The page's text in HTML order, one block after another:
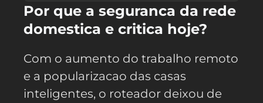
Por que a seguranca da rede
domestica e critica hoje?
Com o aumento do trabalho remoto
e a popularizacao das casas
inteligentes, o roteador deixou de